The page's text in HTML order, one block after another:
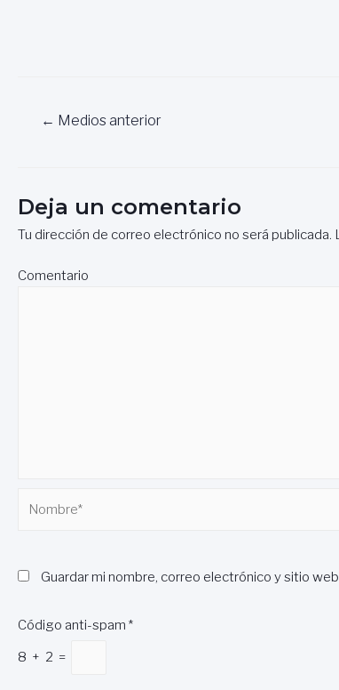
Navegación
entradas
← Medios anterior
Deja un comentario
Tu dirección de correo electrónico no será publicada.
Comentario
Guardar mi nombre, correo electrónico y sitio
Código anti-spam *
8 + 2 =